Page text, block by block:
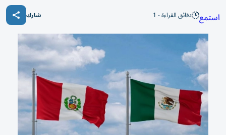
استمع دقائق القراءة - 1 شارك